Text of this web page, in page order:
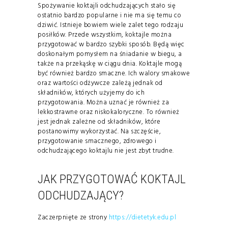
Spożywanie koktajli odchudzających stało się
ostatnio bardzo popularne i nie ma się temu co
dziwić. Istnieje bowiem wiele zalet tego rodzaju
posiłków. Przede wszystkim, koktajle można
przygotować w bardzo szybki sposób. Będą więc
doskonałym pomysłem na śniadanie w biegu, a
także na przekąskę w ciągu dnia. Koktajle mogą
być również bardzo smaczne. Ich walory smakowe
oraz wartości odżywcze zależą jednak od
składników, których użyjemy do ich
przygotowania. Można uznać je również za
lekkostrawne oraz niskokaloryczne. To również
jest jednak zależne od składników, które
postanowimy wykorzystać. Na szczęście,
przygotowanie smacznego, zdrowego i
odchudzającego koktajlu nie jest zbyt trudne.
JAK PRZYGOTOWAĆ KOKTAJL
ODCHUDZAJĄCY?
Zaczerpnięte ze strony https://dietetyk.edu.pl